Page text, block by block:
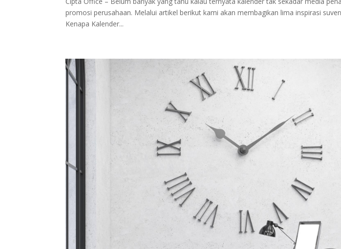
promosi perusahaan. Melalui artikel berikut kami akan membagikan lima inspirasi
Kenapa Kalender...